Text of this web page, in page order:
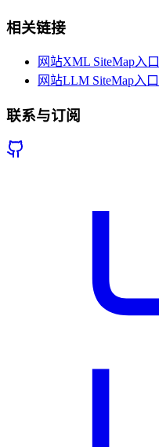
相关链接
网站XML SiteMap入口
网站LLM SiteMap入口
联系与订阅